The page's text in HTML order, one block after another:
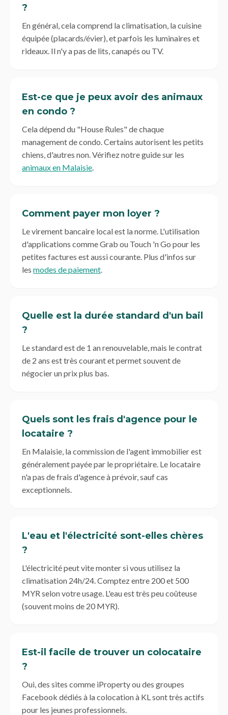
?
En général, cela comprend la climatisation, la cuisine
équipée (placards/évier), et parfois les luminaires et
rideaux. Il n'y a pas de lits, canapés ou TV.
Est-ce que je peux avoir des animaux
en condo ?
Cela dépend du "House Rules" de chaque
management de condo. Certains autorisent les petits
chiens, d'autres non. Vérifiez notre guide sur les
animaux en Malaisie.
Comment payer mon loyer ?
Le virement bancaire local est la norme. L'utilisation
d'applications comme Grab ou Touch 'n Go pour les
petites factures est aussi courante. Plus d'infos sur
lesmodes de paiement.
Quelle est la durée standard d'un bail
?
Le standard est de 1 an renouvelable, mais le contrat
de 2 ans est très courant et permet souvent de
négocier un prix plus bas.
Quels sont les frais d'agence pour le
locataire ?
En Malaisie, la commission de l'agent immobilier est
généralement payée par le propriétaire. Le locataire
n'a pas de frais d'agence à prévoir, sauf cas
exceptionnels.
L'eau et l'électricité sont-elles chères
?
L'électricité peut vite monter si vous utilisez la
climatisation 24h/24. Comptez entre 200 et 500
MYR selon votre usage. L'eau est très peu coûteuse
(souvent moins de 20 MYR).
Est-il facile de trouver un colocataire
?
Oui, des sites comme iProperty ou des groupes
Facebook dédiés à la colocation à KL sont très actifs
pour les jeunes professionnels.